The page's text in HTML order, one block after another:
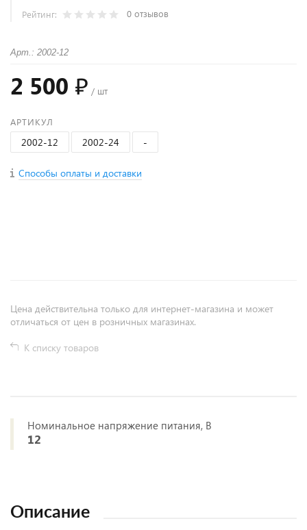
Рейтинг: 0 отзывов
Арт.: 2002-12
2 500 ₽ / шт
АРТИКУЛ
2002-12 2002-24 -
Способы оплаты и доставки
Цена действительна только для интернет-магазина и может
отличаться от цен в розничных магазинах.
К списку товаров
Номинальное напряжение питания, В
12
Описание